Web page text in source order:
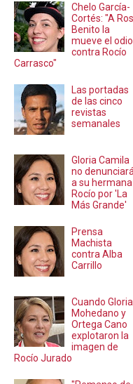
Chelo García-
Cortés: "A
Benito la
mueve el odio
contra Rocío
Carrasco"
Las portadas
de las cinco
revistas
semanales
Gloria Camila
no denunciará
a su hermana
Rocío por 'La
Más Grande'
Prensa
Machista
contra Alba
Carrillo
Cuando Gloria
Mohedano y
Ortega Cano
explotaron la
imagen de
Rocío Jurado